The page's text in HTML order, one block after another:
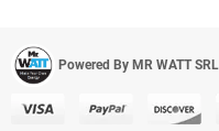
Powered By MR WATT SRL